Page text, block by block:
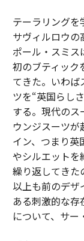
テーラリングを
サヴィルロウの
ポール・スミス
初のブティック
てきた。いわば
ツを“英国らし
する。現代のス
ウンジスーツ
イン、つまり英
やシルエットを
繰り返してきた
以上も前のデザ
ある刺激的な
について、サー